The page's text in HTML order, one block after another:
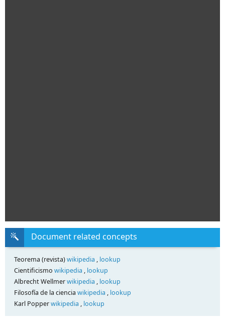
Document related concepts
Teorema (revista)wikipedia , lookup
Cientificismo wikipedia , lookup
Albrecht Wellmerwikipedia , lookup
Filosofía de la ciencia wikipedia , lookup
Karl Popperwikipedia , lookup